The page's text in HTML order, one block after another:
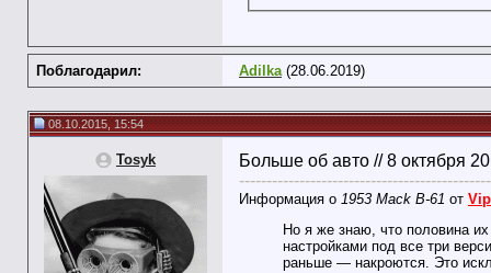
Поблагодарил: Adilka(28.06.2019)
08.10.2015, 15:54
Tosyk
Больше об авто // 8 октября
Информация о 1953 Mack B-61 от
Но я же знаю, что половина
настройками под все три
раньше — накроются. Это